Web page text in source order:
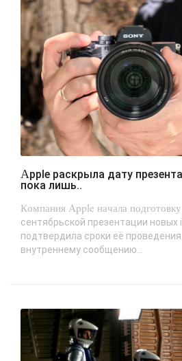
Apple раскрыла дату презентации iPhone 18, но
пока лишь..
Компания Apple начала
сентябрьской презентации новых
подтвердила сроки её
внутреннему сообщению...